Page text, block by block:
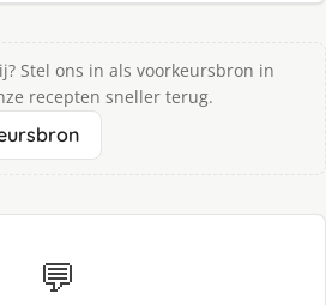
Stel ons in als voorkeursbron in
recepten sneller terug.
💬